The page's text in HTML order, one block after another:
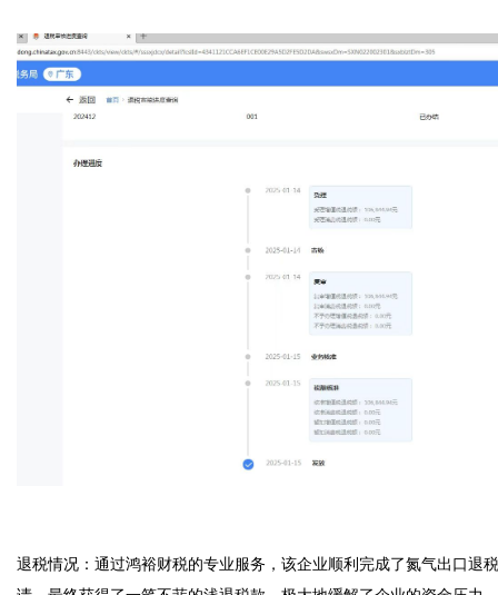
退税情况：通过鸿裕财税的专业服务，该企业顺利完成了氮气出口退